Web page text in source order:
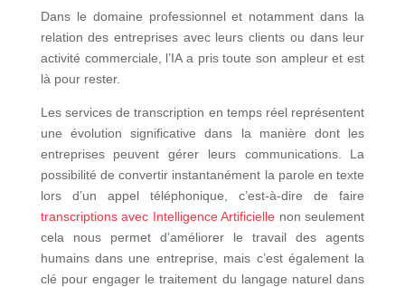
Dans le domaine professionnel et notamment dans la
relation des entreprises avec leurs clients ou dans leur
activité commerciale, l’IA a pris toute son ampleur et est
là pour rester.
Les services de transcription en temps réel représentent
une évolution significative dans la manière dont les
entreprises peuvent gérer leurs communications. La
possibilité de convertir instantanément la parole en texte
lors d’un appel téléphonique, c’est-à-dire de faire
transcriptions avec Intelligence Artificielle non seulement
cela nous permet d’améliorer le travail des agents
humains dans une entreprise, mais c’est également la
clé pour engager le traitement du langage naturel dans